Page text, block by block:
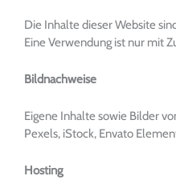
Die Inhalte dieser Website
Eine Verwendung ist nur mit
Bildnachweise
Eigene Inhalte sowie Bilder
Pexels, iStock, Envato
Hosting